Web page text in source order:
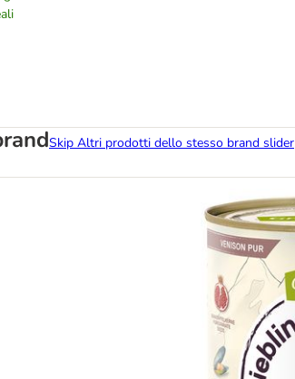
Skip Altri prodotti dello stesso brand slider